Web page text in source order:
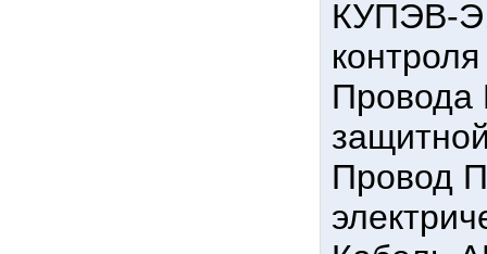
КУПЭВ-
контроля
Провода
Провод